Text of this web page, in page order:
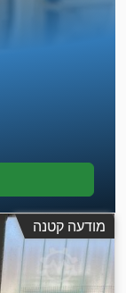
מודעה קטנה